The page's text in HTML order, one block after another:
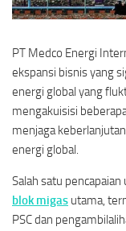
PT Medco Energi
ekspansi bisnis yang
energi global yang
mengakuisisi
menjaga
energi global.
Salah satu
blok migas utama,
PSC dan